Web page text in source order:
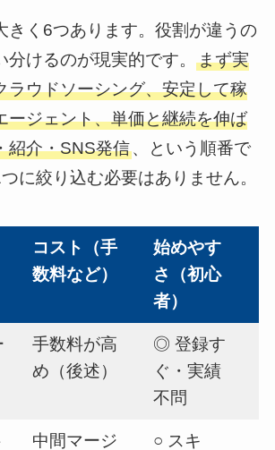
きく6つあります。役割が違うの
分けるのが現実的です。 まず実
ラウドソーシング、安定して稼
ージェント、単価と継続を伸ば
紹介・SNS発信、という順番で
に絞り込む必要はありません。
コスト（手
数料など）
始めやす
さ（初心
者）
手数料が高
め（後述）
◎ 登録す
ぐ・実績
不問
中間マージ ○ スキ